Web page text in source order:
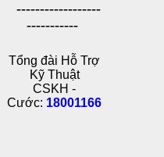
------------------
-----------
Tổng đài Hỗ Trợ
Kỹ Thuật
CSKH -
Cước: 18001166